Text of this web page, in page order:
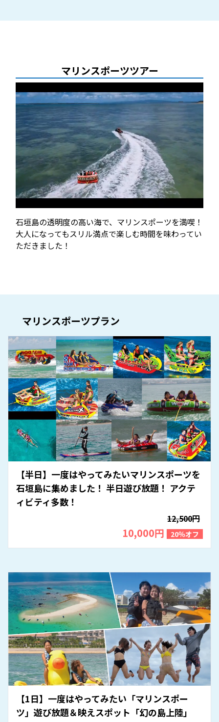
マリンスポーツツアー
石垣島の透明度の高い海で、マリンスポーツを満喫！
大人になってもスリル満点で楽しむ時間を味わってい
ただきました！
マリンスポーツプラン
【半日】一度はやってみたいマリンスポーツを
石垣島に集めました！ 半日遊び放題！ アクテ
ィビティ多数！
12,500円
10,000円 20％オフ
【1日】一度はやってみたい「マリンスポー
ツ」遊び放題＆映えスポット「幻の島上陸」